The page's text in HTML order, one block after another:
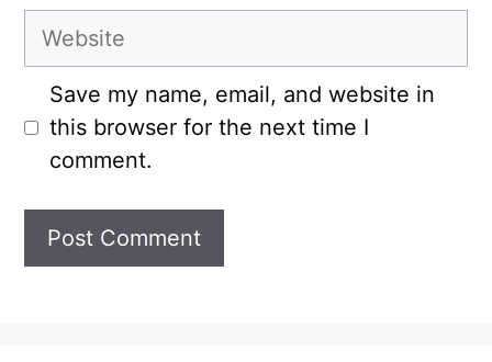
Website
Save my name, email, and website in
this browser for the next time I
comment.